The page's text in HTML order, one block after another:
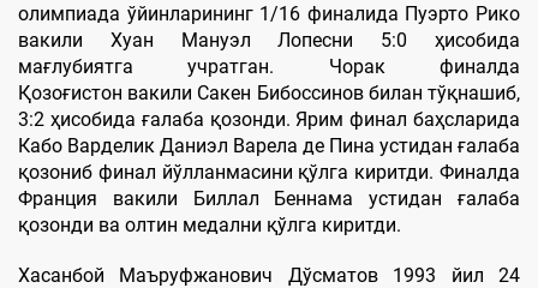
олимпиада ўйинларининг 1/16 финалида Пуэрто Рико
вакили Хуан Мануэл Лопесни 5:0 ҳисобида
мағлубиятга учратган. Чорак финалда
Қозоғистон вакили Сакен Бибоссинов билан тўқнашиб,
3:2 ҳисобида ғалаба қозонди. Ярим финал баҳсларида
Кабо Варделик Даниэл Варела де Пина устидан ғалаба
қозониб финал йўлланмасини қўлга киритди. Финалда
Франция вакили Биллал Беннама устидан ғалаба
қозонди ва олтин медални қўлга киритди.
Хасанбой Маъруфжанович Дўсматов 1993 йил 24